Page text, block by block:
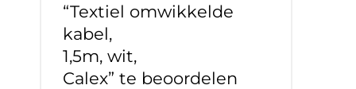
“Textiel omwikkelde
kabel,
1,5m, wit,
Calex” te beoordelen